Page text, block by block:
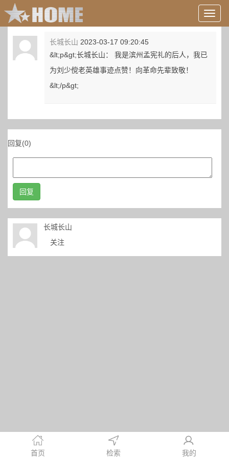
用
户
长城长山 2023-03-17 09:20:45
&lt;p&gt;长城长山： 我是滨州孟宪礼的后人，我已
为刘少傥老英雄事迹点赞！向革命先辈致敬！
&lt;/p&gt;
回复(0)
回复
长城长山
关注
首页 检索 我的